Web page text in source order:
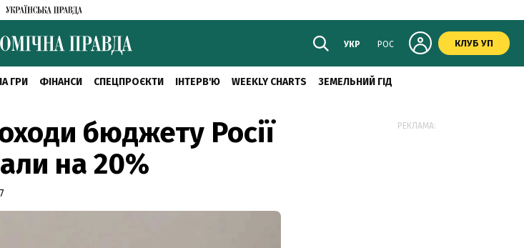
УКР РОС КЛУБ УП
ГРИ ФІНАНСИ СПЕЦПРОЄКТИ ІНТЕРВ'Ю WEEKLY CHARTS ЗЕМЕЛЬНИЙ ГІД
бюджету Росії
на 20%
РЕКЛАМА: